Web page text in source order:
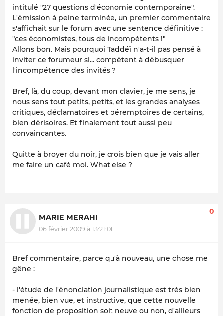
intitulé "27 questions d'économie contemporaine".
L'émission à peine terminée, un premier commentaire
s'affichait sur le forum avec une sentence définitive :
"ces économistes, tous de incompétents !"
Allons bon. Mais pourquoi Taddéï n'a-t-il pas pensé à
inviter ce forumeur si... compétent à débusquer
l'incompétence des invités ?
Bref, là, du coup, devant mon clavier, je me sens, je
nous sens tout petits, petits, et les grandes analyses
critiques, déclamatoires et péremptoires de certains,
bien dérisoires. Et finalement tout aussi peu
convaincantes.
Quitte à broyer du noir, je crois bien que je vais aller
me faire un café moi. What else ?
MARIE MERAHI
06 février 2009 à 13:21:01
0
Bref commentaire, parce qu'à nouveau, une chose me
gêne :
- l'étude de l'énonciation journalistique est très bien
menée, bien vue, et instructive, que cette nouvelle
fonction de proposition soit neuve ou non, d'ailleurs